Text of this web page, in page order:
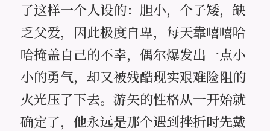
了这样一个人设的：胆小，个子矮，缺
乏父爱，因此极度自卑，每天靠嘻嘻哈
哈掩盖自己的不幸，偶尔爆发出一点小
小的勇气，却又被残酷现实艰难险阻的
火光压了下去。游矢的性格从一开始就
确定了，他永远是那个遇到挫折时先戴